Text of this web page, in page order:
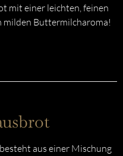
mit einer leichten, feinen
milden Buttermilcharoma!
aus einer Mischung